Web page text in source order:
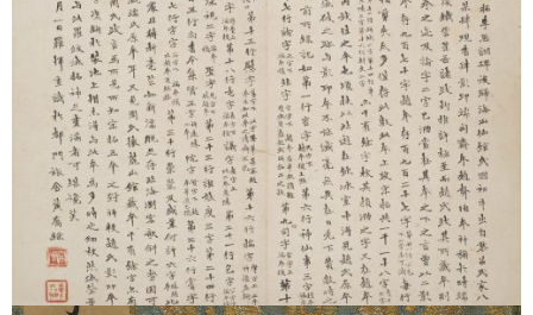
华、黄宾虹。其中罗原觉利用传世文献与其他拓本所作考证之文
字颇为详审完备。（详细介绍 可参见 ）
六：唐颜真卿大字麻姑仙坛记（何绍基旧藏本）